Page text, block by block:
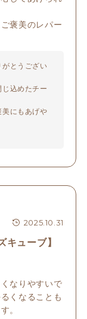
褒美のレパー
とうござい
込めたチー
にもあげや
2025.10.31
キューブ】
なりやすいで
くなることも
。